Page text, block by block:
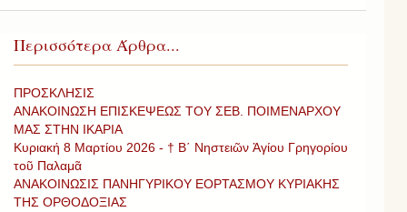
Περισσότερα Άρθρα...
ΠΡΟΣΚΛΗΣΙΣ
ΑΝΑΚΟΙΝΩΣΗ ΕΠΙΣΚΕΨΕΩΣ ΤΟΥ ΣΕΒ. ΠΟΙΜΕΝΑΡΧΟΥ
ΜΑΣ ΣΤΗΝ ΙΚΑΡΙΑ
Κυριακή 8 Μαρτίου 2026 - † Β΄ Νηστειῶν Ἁγίου Γρηγορίου
τοῦ Παλαμᾶ
ΑΝΑΚΟΙΝΩΣΙΣ ΠΑΝΗΓΥΡΙΚΟΥ ΕΟΡΤΑΣΜΟΥ ΚΥΡΙΑΚΗΣ
ΤΗΣ ΟΡΘΟΔΟΞΙΑΣ